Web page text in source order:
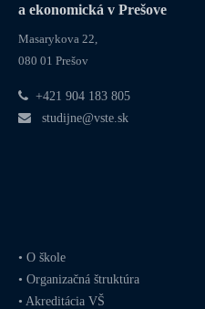
a ekonomická v Prešove
Masarykova 22,
080 01 Prešov
+421 904 183 805
studijne@vste.sk
•O škole
•Organizačná štruktúra
• Akreditácia VŠ